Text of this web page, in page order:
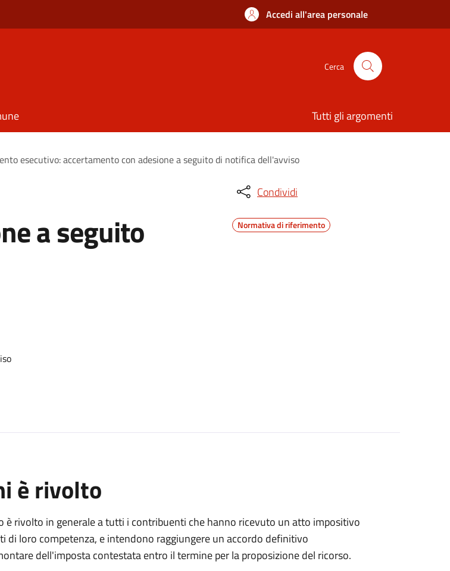
Accedi all'area personale
Cerca
Tutti gli argomenti
esecutivo: accertamento con adesione a seguito di notifica dell'avviso
a seguito
Condividi
Normativa di riferimento
è rivolto
è rivolto in generale a tutti i contribuenti che hanno ricevuto un atto impositivo
di loro competenza, e intendono raggiungere un accordo definitivo
dell'imposta contestata entro il termine per la proposizione del ricorso.